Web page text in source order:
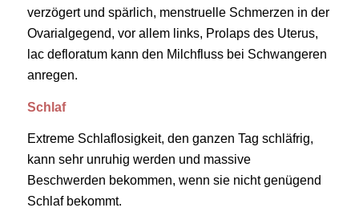
verzögert und spärlich, menstruelle Schmerzen in der
Ovarialgegend, vor allem links, Prolaps des Uterus,
lac defloratum kann den Milchfluss bei Schwangeren
anregen.
Schlaf
Extreme Schlaflosigkeit, den ganzen Tag schläfrig,
kann sehr unruhig werden und massive
Beschwerden bekommen, wenn sie nicht genügend
Schlaf bekommt.